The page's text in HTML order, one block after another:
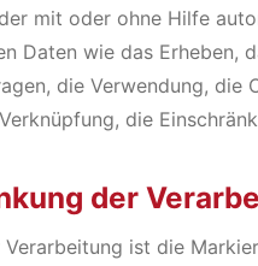
mit oder ohne Hilfe
Daten wie das Erheben,
die Verwendung,
die
der
Verarbeitung ist die